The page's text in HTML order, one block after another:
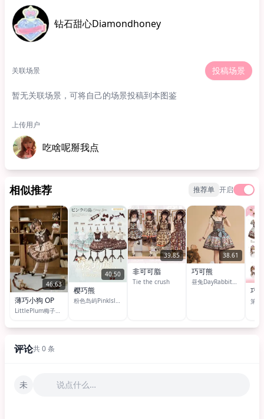
钻石甜心Diamondhoney
关联场景 投稿场景
暂无关联场景，可将自己的场景投稿到本图鉴
上传用户
吃啥呢掰我点
相似推荐 推荐单 开启
46.63
薄巧小狗 OP
40.50
樱巧熊
粉色岛屿Pinklsland
39.85
非可可脂
Tie the crush
38.61
巧可熊
巧
评论共 0 条
未 说点什么…